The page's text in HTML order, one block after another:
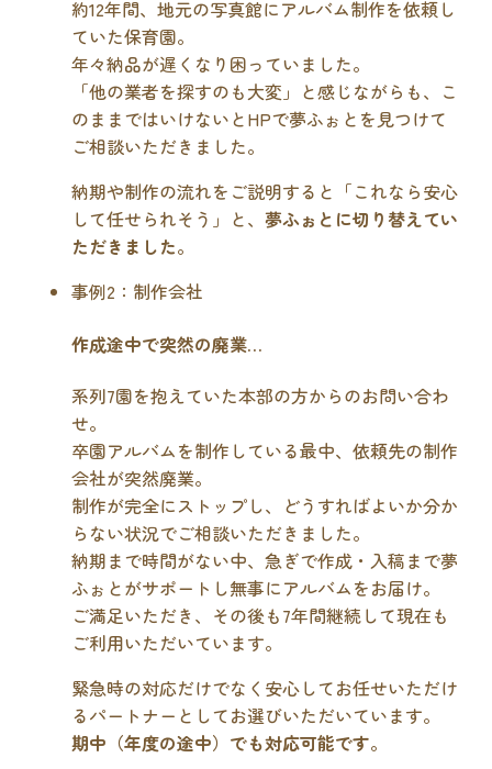
約12年間、地元の写真館にアルバム制作を依頼し
ていた保育園。
年々納品が遅くなり困っていました。
「他の業者を探すのも大変」と感じながらも、こ
のままではいけないとHPで夢ふぉとを見つけて
ご相談いただきました。
納期や制作の流れをご説明すると「これなら安心
して任せられそう」と、夢ふぉとに切り替えてい
ただきました。
事例2：制作会社
作成途中で突然の廃業…
系列7園を抱えていた本部の方からのお問い合わ
せ。
卒園アルバムを制作している最中、依頼先の制作
会社が突然廃業。
制作が完全にストップし、どうすればよいか分か
らない状況でご相談いただきました。
納期まで時間がない中、急ぎで作成・入稿まで夢
ふぉとがサポートし無事にアルバムをお届け。
ご満足いただき、その後も7年間継続して現在も
ご利用いただいています。
緊急時の対応だけでなく安心してお任せいただけ
るパートナーとしてお選びいただいています。
期中（年度の途中）でも対応可能です。